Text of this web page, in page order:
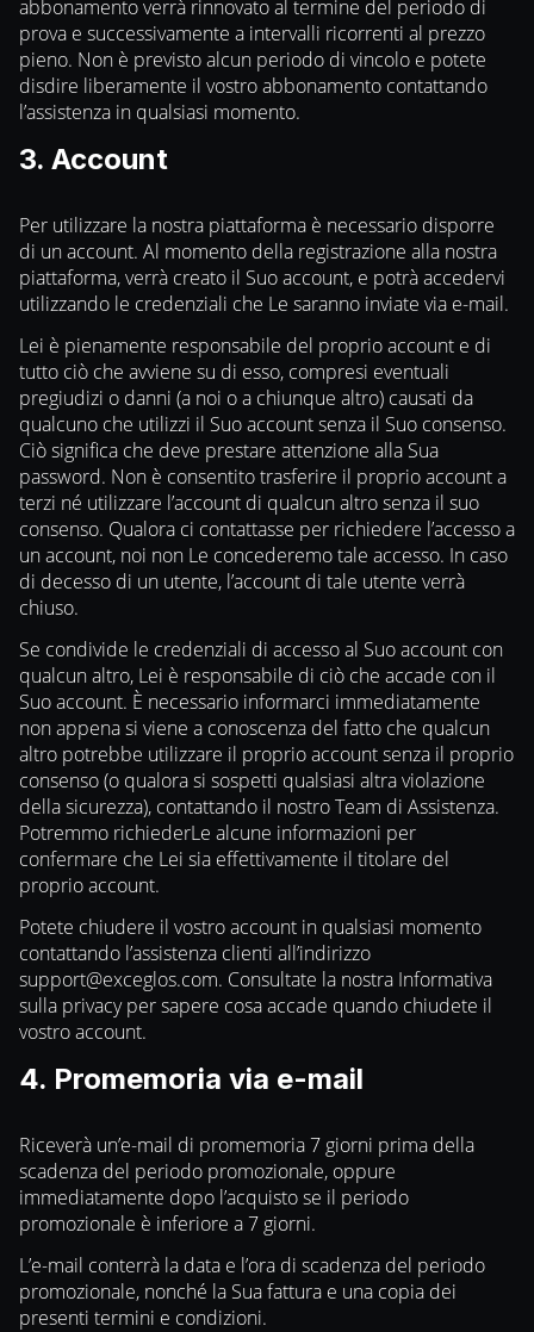
abbonamento verrà rinnovato al termine del periodo di
prova e successivamente a intervalli ricorrenti al prezzo
pieno. Non è previsto alcun periodo di vincolo e potete
disdire liberamente il vostro abbonamento contattando
l’assistenza in qualsiasi momento.
3. Account
Per utilizzare la nostra piattaforma è necessario disporre
di un account. Al momento della registrazione alla nostra
piattaforma, verrà creato il Suo account, e potrà accedervi
utilizzando le credenziali che Le saranno inviate via e-mail.
Lei è pienamente responsabile del proprio account e di
tutto ciò che avviene su di esso, compresi eventuali
pregiudizi o danni (a noi o a chiunque altro) causati da
qualcuno che utilizzi il Suo account senza il Suo consenso.
Ciò significa che deve prestare attenzione alla Sua
password. Non è consentito trasferire il proprio account a
terzi né utilizzare l’account di qualcun altro senza il suo
consenso. Qualora ci contattasse per richiedere l’accesso a
un account, noi non Le concederemo tale accesso. In caso
di decesso di un utente, l’account di tale utente verrà
chiuso.
Se condivide le credenziali di accesso al Suo account con
qualcun altro, Lei è responsabile di ciò che accade con il
Suo account. È necessario informarci immediatamente
non appena si viene a conoscenza del fatto che qualcun
altro potrebbe utilizzare il proprio account senza il proprio
consenso (o qualora si sospetti qualsiasi altra violazione
della sicurezza), contattando il nostro Team di Assistenza.
Potremmo richiederLe alcune informazioni per
confermare che Lei sia effettivamente il titolare del
proprio account.
Potete chiudere il vostro account in qualsiasi momento
contattando l’assistenza clienti all’indirizzo
support@exceglos.com. Consultate la nostra Informativa
sulla privacy per sapere cosa accade quando chiudete il
vostro account.
4. Promemoria via e-mail
Riceverà un’e-mail di promemoria 7 giorni prima della
scadenza del periodo promozionale, oppure
immediatamente dopo l’acquisto se il periodo
promozionale è inferiore a 7 giorni.
L’e-mail conterrà la data e l’ora di scadenza del periodo
promozionale, nonché la Sua fattura e una copia dei
presenti termini e condizioni.